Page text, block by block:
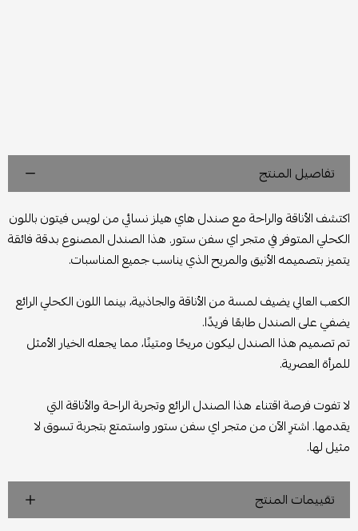
تفاصيل المنتج
اكتشف الأناقة والراحة مع صندل هاي هيلز نسائي من لويس فيتون باللون
الكحلي المتوفر في متجر اي سفن ستور. هذا الصندل المصنوع بدقة فائقة
يتميز بتصميمه الأنيق والمريح الذي يناسب جميع المناسبات.
الكعب العالي يضيف لمسة من الأناقة والجاذبية، بينما اللون الكحلي الرائع
يضفي على الصندل طابعًا فريدًا.
تم تصميم هذا الصندل ليكون مريحًا ومتينًا، مما يجعله الخيار الأمثل
للمرأة العصرية.
لا تفوت فرصة اقتناء هذا الصندل الرائع وتجربة الراحة والأناقة التي
يقدمها. اشترِ الآن من متجر اي سفن ستور واستمتع بتجربة تسوق لا
مثيل لها.
تقييمات المنتج